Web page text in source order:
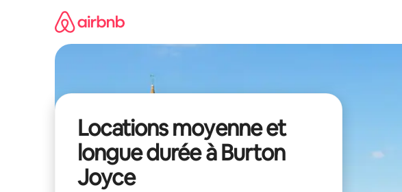
Locations moyenne et
longue durée à Burton
Joyce